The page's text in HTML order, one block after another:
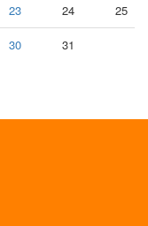
23 24 25
30 31